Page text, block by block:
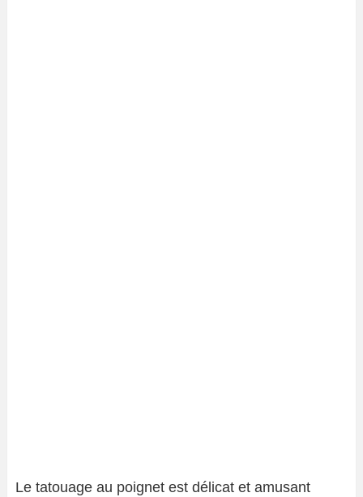
Le tatouage au poignet est délicat et amusant